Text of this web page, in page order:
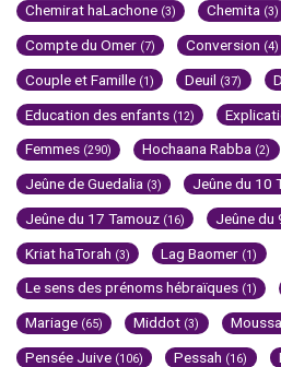
Chemirat haLachone (3) Chemita (3)
Compte du Omer (7) Conversion (4)
Couple et Famille (1) Deuil (37)
Education des enfants (12)
Femmes (290) Hochaana Rabba (2)
Jeûne de Guedalia (3) Jeûne du 10
Jeûne du 17 Tamouz (16) Jeûne du
Kriat haTorah (3) Lag Baomer (1)
Le sens des prénoms hébraïques (1)
Mariage (65) Middot (3)
Pensée Juive (106) Pessah (16)